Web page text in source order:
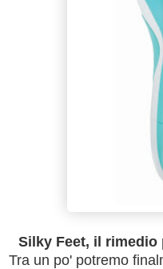
Silky Feet, il rimedio
Tra un po' potremo